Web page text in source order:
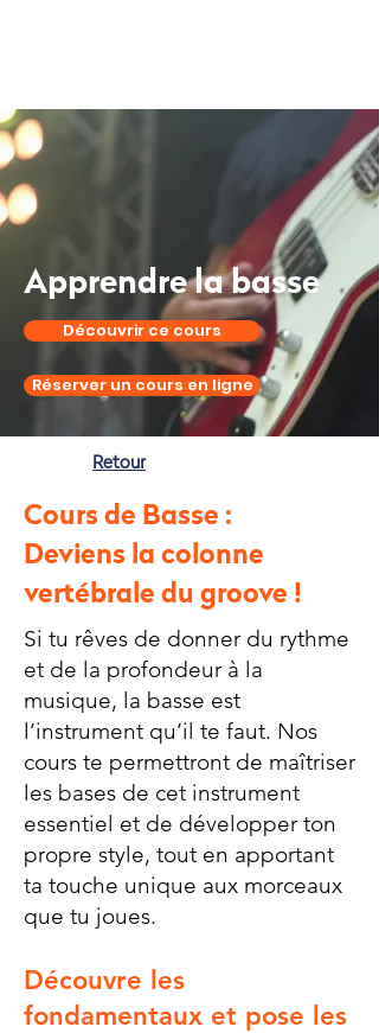
Apprendrela basse
Découvrir ce cours
Réserver un cours en ligne
Retour
Cours de Basse :
Deviens la colonne
vertébrale du groove !
Si tu rêves de donner du rythme
et de la profondeur à la
musique, la basse est
l’instrument qu’il te faut. Nos
cours te permettront de maîtriser
les bases de cet instrument
essentiel et de développer ton
propre style, tout en apportant
ta touche unique aux morceaux
que tu joues.
Découvre les
fondamentaux et pose les